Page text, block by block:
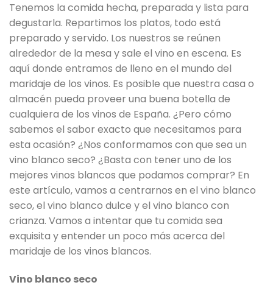
Tenemos la comida hecha, preparada y lista para
degustarla. Repartimos los platos, todo está
preparado y servido. Los nuestros se reúnen
alrededor de la mesa y sale el vino en escena. Es
aquí donde entramos de lleno en el mundo del
maridaje de los vinos. Es posible que nuestra casa o
almacén pueda proveer una buena botella de
cualquiera de los vinos de España. ¿Pero cómo
sabemos el sabor exacto que necesitamos para
esta ocasión? ¿Nos conformamos con que sea un
vino blanco seco? ¿Basta con tener uno de los
mejores vinos blancos que podamos comprar? En
este artículo, vamos a centrarnos en el vino blanco
seco, el vino blanco dulce y el vino blanco con
crianza. Vamos a intentar que tu comida sea
exquisita y entender un poco más acerca del
maridaje de los vinos blancos.
Vino blanco seco